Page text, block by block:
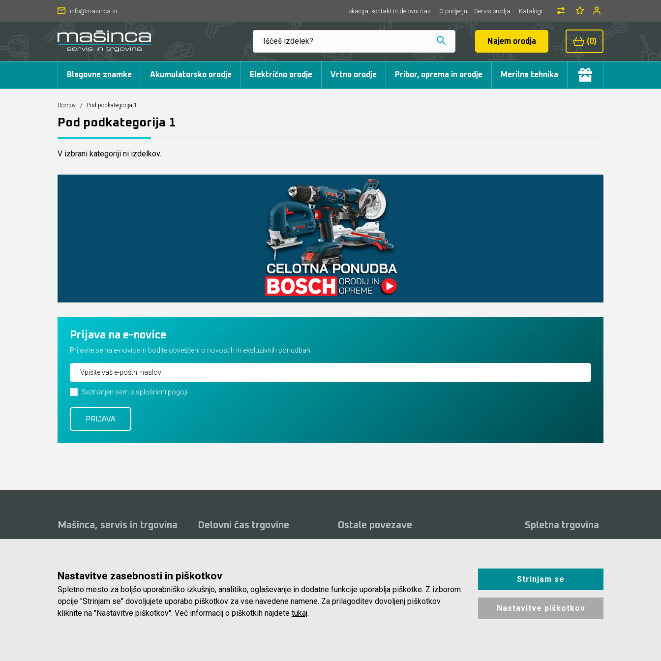
info@masinca.si Lokacija, kontakt in delovni čas O podjetju Servis orodja Katalogi
Najem orodja (0)
Blagovne znamke Akumulatorsko orodje Električno orodje Vrtno orodje Pribor, oprema in orodje Merilna tehnika
Prijava na e-novice
Prijavite se na e-novice in bodite obveščeni o novostih in eksluzivnih ponudbah.
Seznanjen sem s splošnimi pogoji.
Domov / Pod podkategorija 1
Pod podkategorija 1
V izbrani kategoriji ni izdelkov.
Mašinca, servis in trgovina
(Vič)
E-pošta:info@masinca.si
Delovni čas trgovine
Sobote, nedelje in prazniki:
zaprto
Ostale povezave
Lokacija in kontakt
Spletna trgovina
Odstop od nakupa
Varovanje podatkov
Nastavitve zasebnosti in piškotkov
Spletno mesto za boljšo uporabniško izkušnjo, analitiko, oglaševanje in dodatne funkcije uporablja piškotke. Z izborom
opcije "Strinjam se" dovoljujete uporabo piškotkov za vse navedene namene. Za prilagoditev dovoljenj piškotkov
kliknite na "Nastavitve piškotkov". Več informacij o piškotkih najdete tukaj.
Strinjam se
Nastavitve piškotkov